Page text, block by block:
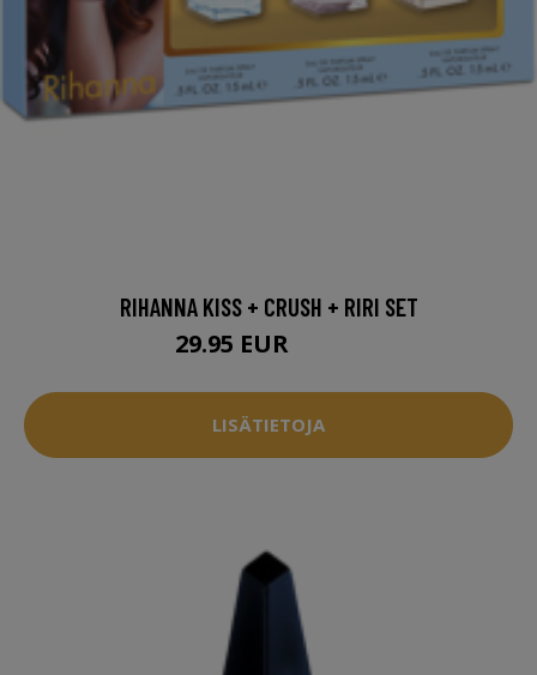
RIHANNA KISS + CRUSH + RIRI SET
29.95 EUR
LISÄTIETOJA